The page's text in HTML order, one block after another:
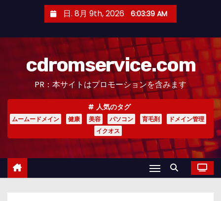
日. 8月 9th, 2026 6:03:40 AM
cdromservice.com
PR：本サイトはプロモーションを含みます
人気のタグ
ムームードメイン 健康 美容 パソコン 育毛剤
ドメイン管理
イクオス